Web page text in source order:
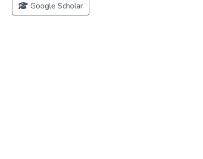
Google Scholar